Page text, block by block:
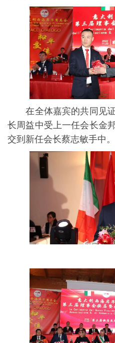
在全体嘉宾的共同见证
长周益中受上一任会长金
交到新任会长蔡志敏手中。